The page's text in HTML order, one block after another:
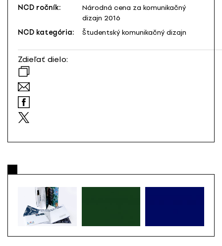
NCD ročník:
Národná cena za komunikačný
dizajn 2016
NCD kategória:
Študentský komunikačný dizajn
Zdieľať dielo: